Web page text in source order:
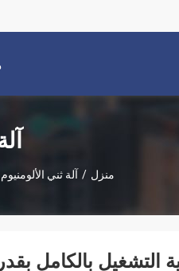
منزل / آلة ثني الألومنيوم
بالكامل بقدرة 1300